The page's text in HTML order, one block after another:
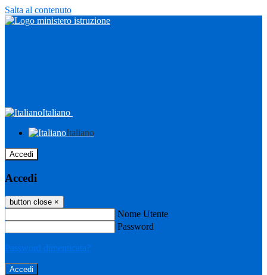
Salta al contenuto
Italiano
Italiano
Accedi
Accedi
button close ×
Nome Utente
Password
Password dimenticata?